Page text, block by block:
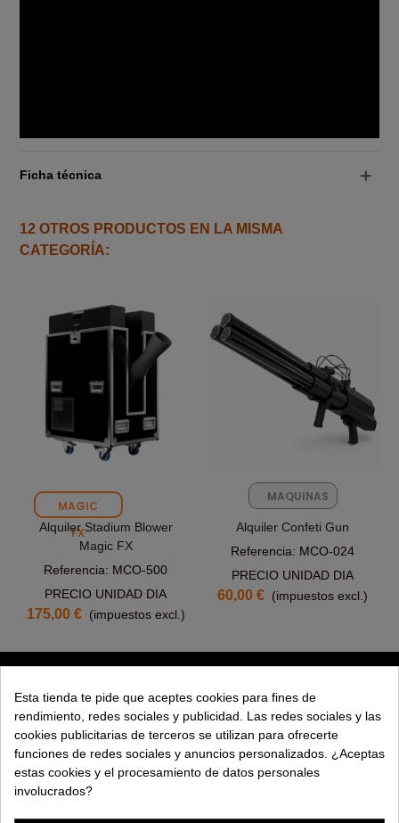
Ficha técnica
12 OTROS PRODUCTOS EN LA MISMA
CATEGORÍA:
MAGIC
FX
Alquiler Stadium Blower
Magic FX
Referencia: MCO-500
PRECIO UNIDAD DIA
175,00 € (impuestos excl.)
MAQUINAS
FX
Alquiler Confeti Gun
Referencia: MCO-024
PRECIO UNIDAD DIA
60,00 € (impuestos excl.)
EXPLORAR
EMPRESA
Esta tienda te pide que aceptes cookies para fines de
rendimiento, redes sociales y publicidad. Las redes sociales y las
cookies publicitarias de terceros se utilizan para ofrecerte
funciones de redes sociales y anuncios personalizados. ¿Aceptas
estas cookies y el procesamiento de datos personales
involucrados?